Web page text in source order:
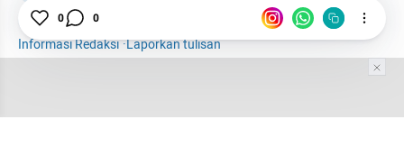
Ledakan di Masjid Jember
Informasi Redaksi·Laporkan tulisan
0 0